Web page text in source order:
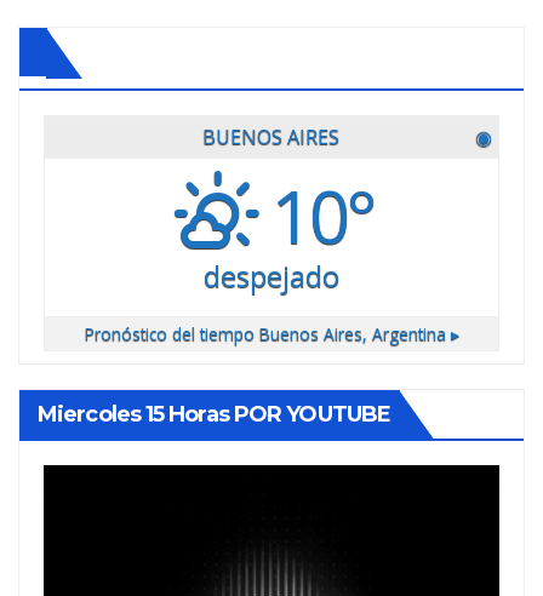
BUENOS AIRES ◉
10°
despejado
Pronóstico del tiempo Buenos Aires, Argentina ▸
Miercoles 15 Horas POR YOUTUBE